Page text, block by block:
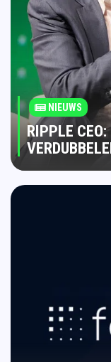
NIEUWS
RIPPLE